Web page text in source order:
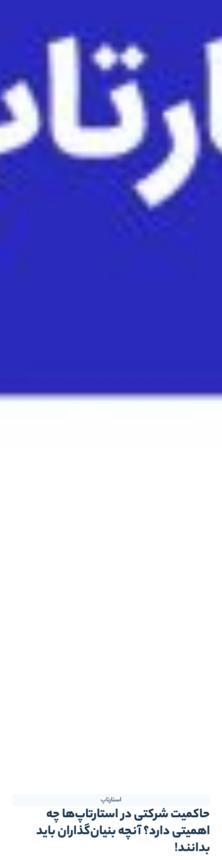
استارتاپ
شرکتی در استارتاپ‌ها چه
دارد؟ آنچه بنیان‌گذاران باید